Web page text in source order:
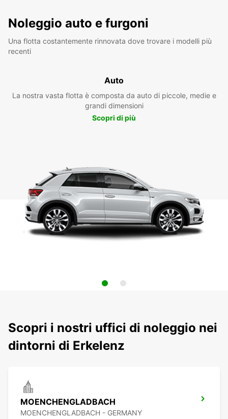
Noleggio auto e furgoni
Una flotta costantemente rinnovata dove trovare i modelli più
recenti
Auto
La nostra vasta flotta è composta da auto di piccole, medie e
grandi dimensioni
Scopri di più
Scopri i nostri uffici di noleggio nei
dintorni di Erkelenz
MOENCHENGLADBACH
MOENCHENGLADBACH - GERMANY